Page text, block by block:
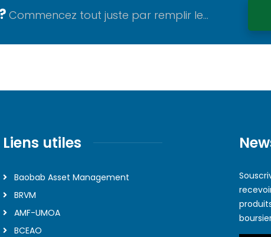
Commencez tout juste par remplir le...
Liens utiles
Baobab Asset Management
BRVM
AMF-UMOA
BCEAO